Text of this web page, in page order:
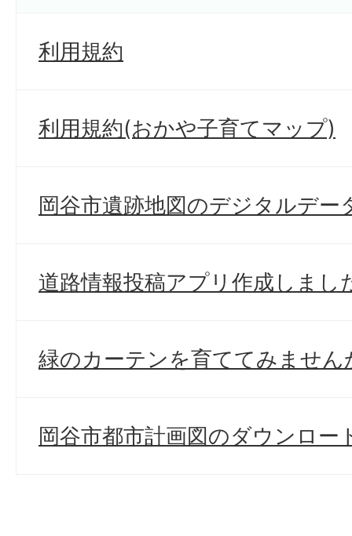
利用規約
利用規約(おかや子育てマップ)
岡谷市遺跡地図のデジタルデー
道路情報投稿アプリ作成しまし
緑のカーテンを育ててみません
岡谷市都市計画図のダウンロー